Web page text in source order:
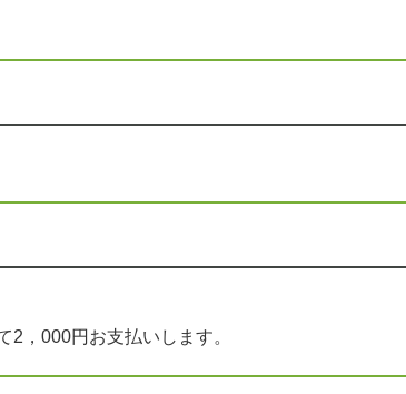
，000円お支払いします。